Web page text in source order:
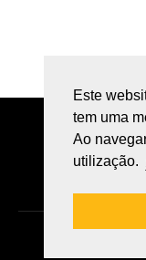
Este
tem uma
Ao
utilização.
LIVRO
GOMES